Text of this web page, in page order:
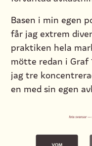
Basen i min egen
får jag extrem
praktiken hela
mötte redan i Graf
jag tre
en med sin egen